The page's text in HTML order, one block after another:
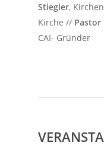
Stiegler,
Kirche // Pastor
CAI- Gründer